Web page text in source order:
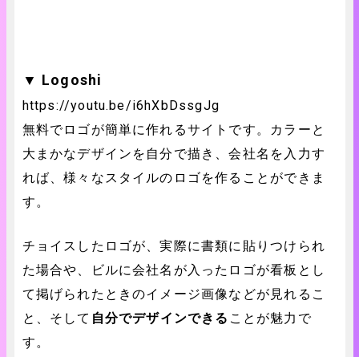
▼ Logoshi
https://youtu.be/i6hXbDssgJg
無料でロゴが簡単に作れるサイトです。カラーと
大まかなデザインを自分で描き、会社名を入力す
れば、様々なスタイルのロゴを作ることができま
す。
チョイスしたロゴが、実際に書類に貼りつけられ
た場合や、ビルに会社名が入ったロゴが看板とし
て掲げられたときのイメージ画像などが見れるこ
と、そして 自分でデザインできる ことが魅力で
す。